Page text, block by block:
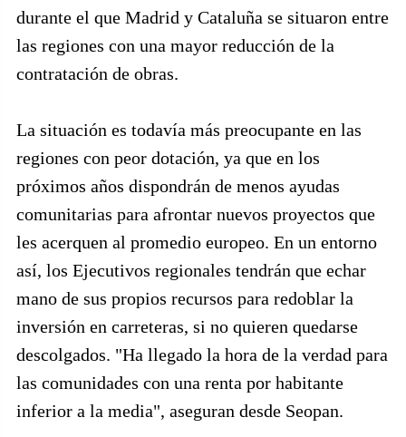
durante el que Madrid y Cataluña se situaron entre
las regiones con una mayor reducción de la
contratación de obras.
La situación es todavía más preocupante en las
regiones con peor dotación, ya que en los
próximos años dispondrán de menos ayudas
comunitarias para afrontar nuevos proyectos que
les acerquen al promedio europeo. En un entorno
así, los Ejecutivos regionales tendrán que echar
mano de sus propios recursos para redoblar la
inversión en carreteras, si no quieren quedarse
descolgados. "Ha llegado la hora de la verdad para
las comunidades con una renta por habitante
inferior a la media", aseguran desde Seopan.